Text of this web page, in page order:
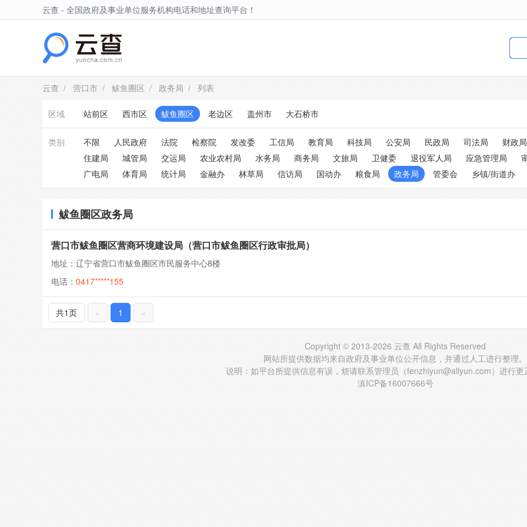
云查 - 全国政府及事业单位服务机构电话和地址查询平台！
云查/营口市/鲅鱼圈区/政务局/ 列表
区域 站前区 西市区 鲅鱼圈区 老边区 盖州市 大石桥市
类别 不限 人民政府 法院 检察院 发改委 工信局 教育局 科技局 公安局 民政局 司法局 财政局
住建局
城管局 交运局 农业农村局 水务局 商务局 文旅局 卫健委 退役军人局 应急管理局
广电局
体育局 统计局 金融办 林草局 信访局 国动办 粮食局 政务局 管委会 乡镇/街道办
鲅鱼圈区政务局
营口市鲅鱼圈区营商环境建设局（营口市鲅鱼圈区行政审批局）
地址：辽宁省营口市鲅鱼圈区市民服务中心8楼
电话： 0417*****155
共1页 « 1 »
Copyright © 2013-2026 云查 All Rights Reserved
网站所提供数据均来自政府及事业单位公开信息，并通过人工进行整理。
说明：如平台所提供信息有误，烦请联系管理员（fenzhiyun@aliyun.com）进行更
滇ICP备16007666号